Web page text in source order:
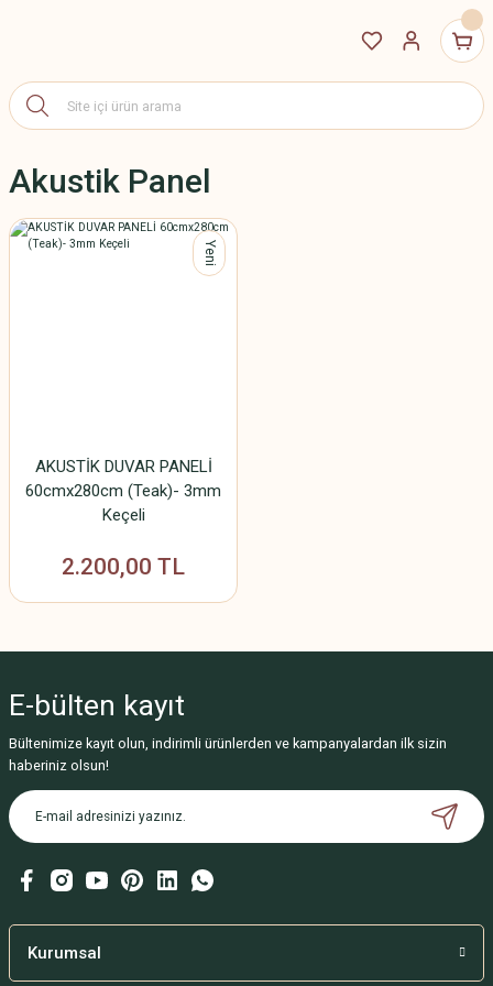
Akustik Panel
Yeni
AKUSTİK DUVAR PANELİ
60cmx280cm (Teak)- 3mm
Keçeli
2.200,00 TL
E-bülten kayıt
Bültenimize kayıt olun, indirimli ürünlerden ve kampanyalardan ilk sizin
haberiniz olsun!
Kurumsal